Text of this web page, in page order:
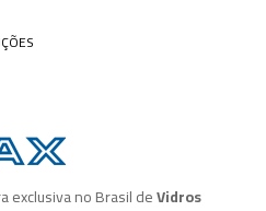
exclusiva no Brasil deVidros